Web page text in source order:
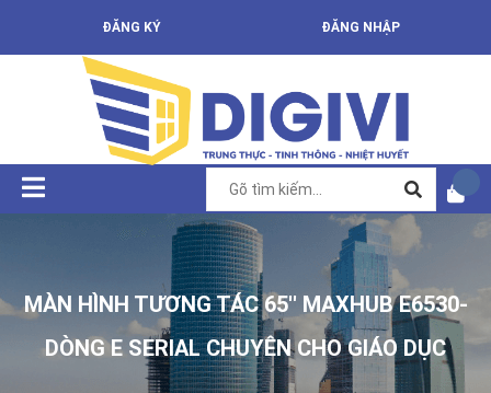
ĐĂNG KÝ ĐĂNG NHẬP
MÀN HÌNH TƯƠNG TÁC 65'' MAXHUB E6530-
DÒNG E SERIAL CHUYÊN CHO GIÁO DỤC